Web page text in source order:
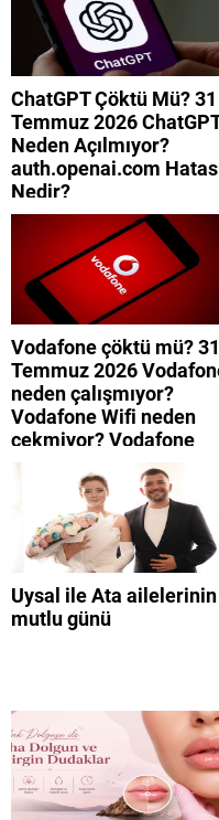
ChatGPT Çöktü Mü? 31
Temmuz 2026
Neden Açılmıyor?
auth.openai.com
Nedir?
Vodafone çöktü mü? 31
Temmuz 2026
neden çalışmıyor?
Vodafone Wifi neden
çekmiyor? Vodafone
mobil uygulamaya
giremiyorum?
Uysal ile Ata ailelerinin
mutlu günü